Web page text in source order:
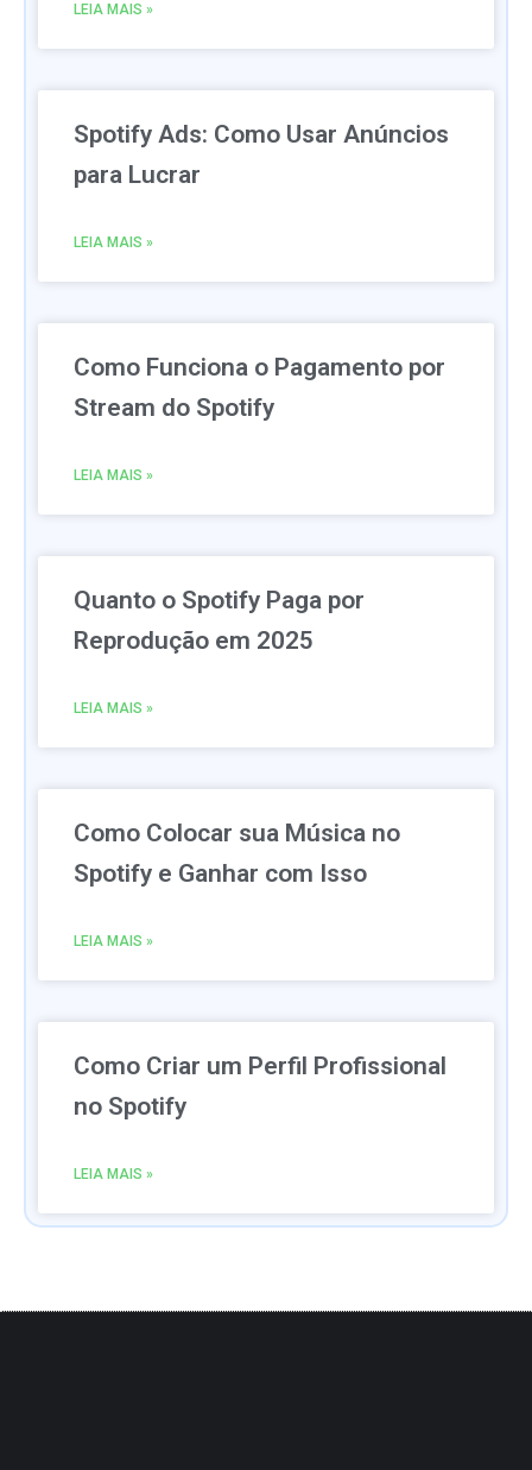
LEIA MAIS »
Spotify Ads: Como Usar Anúncios
para Lucrar
LEIA MAIS »
Como Funciona o Pagamento por
Stream do Spotify
LEIA MAIS »
Quanto o Spotify Paga por
Reprodução em 2025
LEIA MAIS »
Como Colocar sua Música no
Spotify e Ganhar com Isso
LEIA MAIS »
Como Criar um Perfil Profissional
no Spotify
LEIA MAIS »